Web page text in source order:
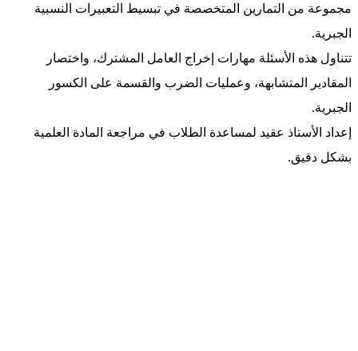
مجموعة من التمارين المتخصصة في تبسيط التعبيرات النسبية
الجبرية.
تتناول هذه الأسئلة مهارات إخراج العامل المشترك، واختصار
المقادير المتشابهة، وعمليات الضرب والقسمة على الكسور
الجبرية.
إعداد الأستاذ عقيد لمساعدة الطلاب في مراجعة المادة العلمية
بشكل دقيق.